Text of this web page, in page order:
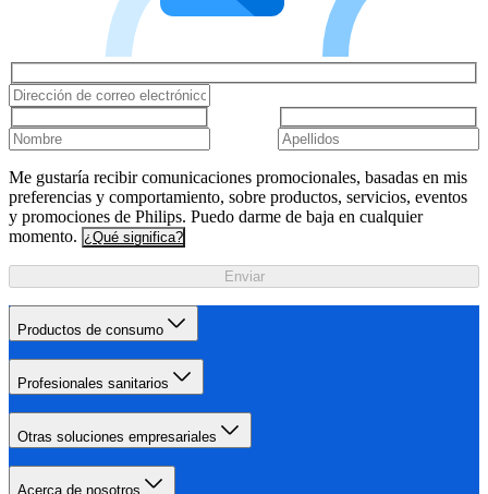
Me gustaría recibir comunicaciones promocionales, basadas en mis
preferencias y comportamiento, sobre productos, servicios, eventos
y promociones de Philips. Puedo darme de baja en cualquier
momento. ¿Qué significa?
Enviar
Productos de consumo
Profesionales sanitarios
Otras soluciones empresariales
Acerca de nosotros